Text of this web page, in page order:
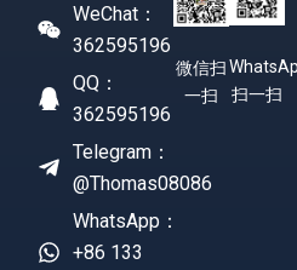
WeChat：
362595196
QQ：
362595196
Telegram：
@Thomas08086
WhatsApp：
+86 133
微信扫
一扫
扫一扫